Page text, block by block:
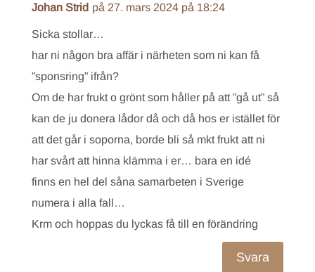
Johan Strid på 27. mars 2024 på 18:24
Sicka stollar…
har ni någon bra affär i närheten som ni kan få
”sponsring” ifrån?
Om de har frukt o grönt som håller på att ”gå ut” så
kan de ju donera lådor då och då hos er istället för
att det går i soporna, borde bli så mkt frukt att ni
har svårt att hinna klämma i er… bara en idé
finns en hel del såna samarbeten i Sverige
numera i alla fall…
Krm och hoppas du lyckas få till en förändring
Svara